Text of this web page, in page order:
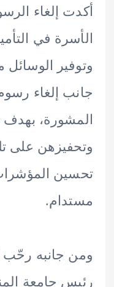
إلغاء الرسوم
في التأمين
الوسائل مجانًا
إلغاء رسوم وحدة
بهدف جذب
على تلقي
المؤشرات
جانبه رحّب
جامعة المنصورة